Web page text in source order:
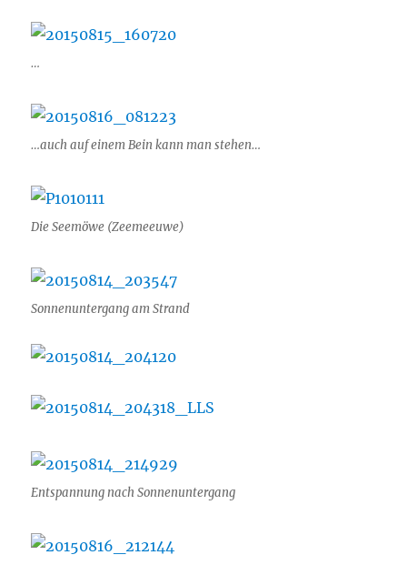
…
…auch auf einem Bein kann man stehen…
Die Seemöwe (Zeemeeuwe)
Sonnenuntergang am Strand
Entspannung nach Sonnenuntergang